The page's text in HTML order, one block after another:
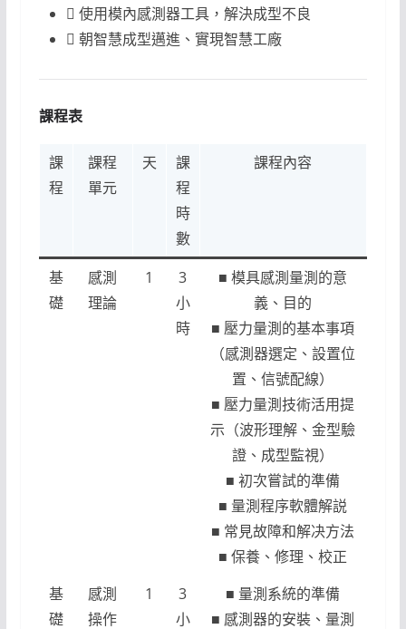
 使用模內感測器工具，解決成型不良
 朝智慧成型邁進、實現智慧工廠
課程表
課
程
課程
單元
天
課
程
時
數
課程內容
基
礎
感測
理論
1
3
小
時
■ 模具感測量測的意
義、目的
■ 壓力量測的基本事項
（感測器選定、設置位
置、信號配線）
■ 壓力量測技術活用提
示（波形理解、金型驗
證、成型監視）
■ 初次嘗試的準備
■ 量測程序軟體解説
■ 常見故障和解决方法
■ 保養、修理、校正
基
礎
感測
操作
1
3
小
■ 量測系統的準備
■ 感測器的安裝、量測